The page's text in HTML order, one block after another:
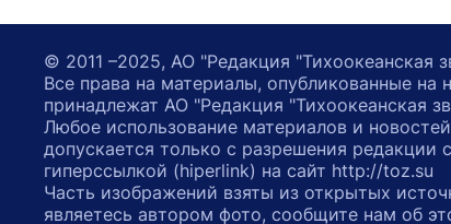
© 2011 –2025, АО "Редакция "Тихоокеанская
Все права на материалы, опубликованные на
принадлежат АО "Редакция "Тихоокеанская
Любое использование материалов и
допускается только с разрешения редакции
гиперссылкой (hiperlink) на сайт http://toz.su
Часть изображений взяты из открытых
являетесь автором фото, сообщите нам об